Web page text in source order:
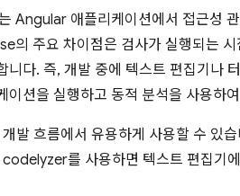
Angular 애플리케이션에서 접근성
의 주요 차이점은 검사가 실행되는
니다. 즉, 개발 중에 텍스트 편집기나
이션을 실행하고 동적 분석을 사용하
발 흐름에서 유용하게 사용할 수 있
를 사용하면 텍스트 편집기